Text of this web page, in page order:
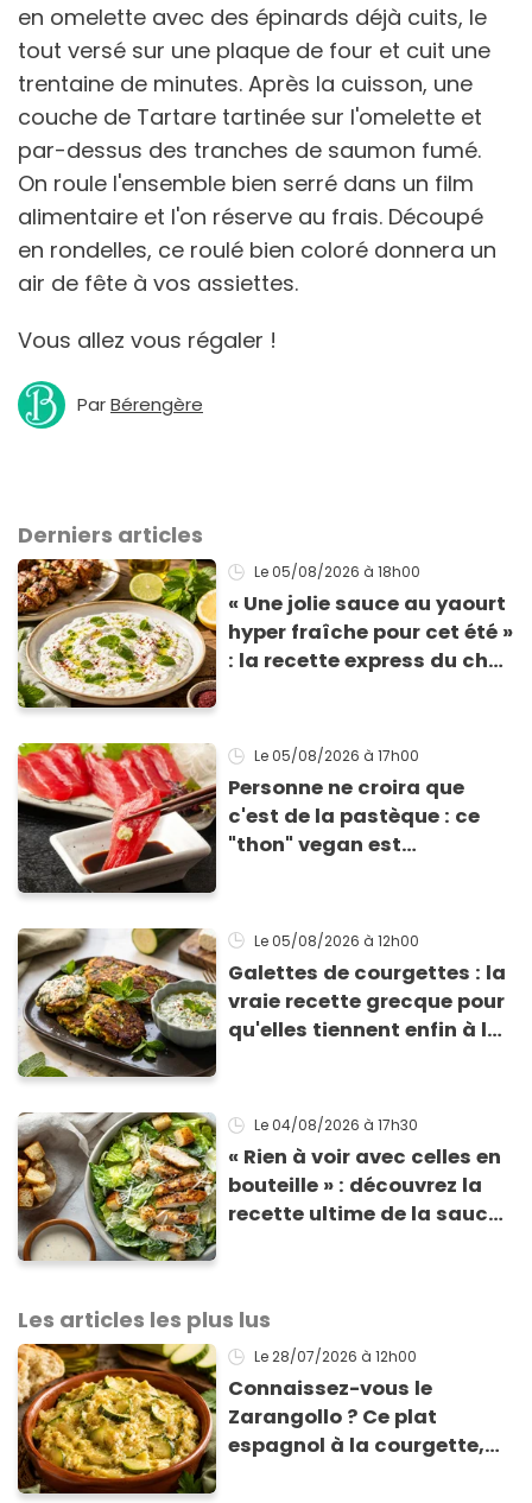
en omelette avec des épinards déjà cuits, le
tout versé sur une plaque de four et cuit une
trentaine de minutes. Après la cuisson, une
couche de Tartare tartinée sur l'omelette et
par-dessus des tranches de saumon fumé.
On roule l'ensemble bien serré dans un film
alimentaire et l'on réserve au frais. Découpé
en rondelles, ce roulé bien coloré donnera un
air de fête à vos assiettes.
Vous allez vous régaler !
ParBérengère
Derniers articles
Le 05/08/2026 à 18h00
« Une jolie sauce au yaourt
hyper fraîche pour cet été »
: la recette express du chef
grillades
Le 05/08/2026 à 17h00
Personne ne croira que
c'est de la pastèque : ce
"thon" vegan est
Le 05/08/2026 à 12h00
Galettes de courgettes : la
vraie recette grecque pour
qu'elles tiennent enfin à la
Le 04/08/2026 à 17h30
« Rien à voir avec celles en
bouteille » : découvrez la
recette ultime de la sauce
Les articles les plus lus
Le 28/07/2026 à 12h00
Connaissez-vous le
Zarangollo ? Ce plat
espagnol à la courgette,